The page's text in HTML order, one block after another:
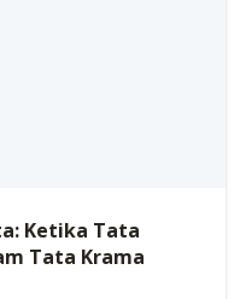
Ketika Tata
Tata Krama